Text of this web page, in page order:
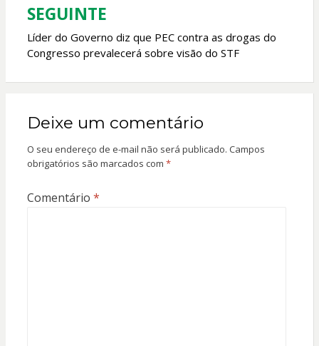
SEGUINTE
Líder do Governo diz que PEC contra as drogas do
Congresso prevalecerá sobre visão do STF
Deixe um comentário
O seu endereço de e-mail não será publicado. Campos
obrigatórios são marcados com *
Comentário *